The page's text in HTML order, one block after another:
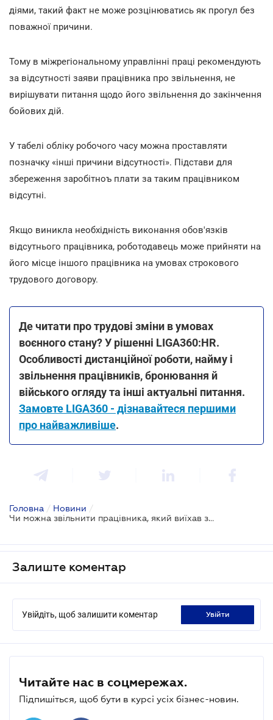
діями, такий факт не може розцінюватись як прогул без
поважної причини.
Тому в міжрегіональному управлінні праці рекомендують
за відсутності заяви працівника про звільнення, не
вирішувати питання щодо його звільнення до закінчення
бойових дій.
У табелі обліку робочого часу можна проставляти
позначку «інші причини відсутності». Підстави для
збереження заробітноъ плати за таким працівником
відсутні.
Якщо виникла необхідність виконання обов'язків
відсутнього працівника, роботодавець може прийняти на
його місце іншого працівника на умовах строкового
трудового договору.
Де читати про трудові зміни в умовах
воєнного стану? У рішенні LIGA360:HR.
Особливості дистанційної роботи, найму і
звільнення працівників, бронювання й
війського огляду та інші актуальні питання.
Замовте LIGA360 - дізнавайтеся першими
про найважливіше.
Головна / Новини /
Чи можна звільнити працівника, який виїхав за кордон, не попередивши роботодавця?
Залиште коментар
Увійдіть, щоб залишити коментар увійти
Читайте нас в соцмережах.
Підпишіться, щоб бути в курсі усіх бізнес-новин.